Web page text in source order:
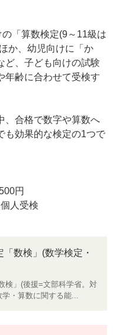
「算数検定(9～11級は
か、幼児向けに「か
ど、子ども向けの試験
年齢に合わせて受検す
、合格で数字や算数へ
も効果的な検定の1つで
円
人受検
数検」(数学検定・
検」(後援=文部科学省。対
・算数に関する能...